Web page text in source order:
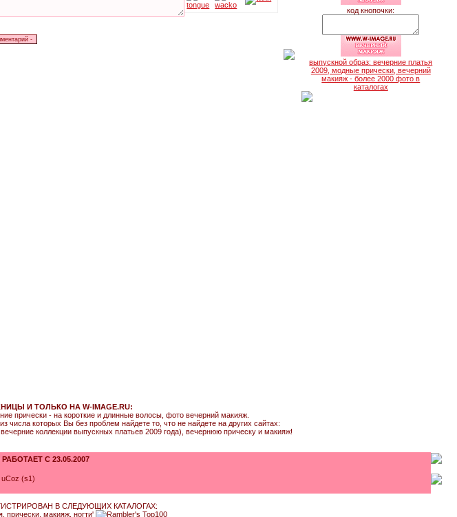
код кнопочки:
выпускной образ: вечерние платья
2009, модные прически, вечерний
макияж - более 2000 фото в
каталогах
И ТОЛЬКО НА W-IMAGE.RU:
прически - на короткие и длинные волосы, фото вечерний макияж.
которых Вы без проблем найдете то, что не найдете на других сайтах:
коллекции выпускных платьев 2009 года), вечернюю прическу и макияж!
С 23.05.2007
В СЛЕДУЮЩИХ КАТАЛОГАХ: